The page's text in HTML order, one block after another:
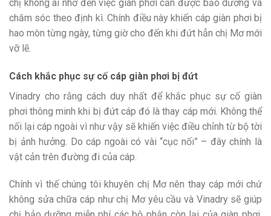
chị không ai nhớ đến việc giàn phơi cần được bảo dưỡng và
chăm sóc theo định kì. Chính điều này khiến cáp giàn phơi bị
hao mòn từng ngày, từng giờ cho đến khi đứt hẳn chị Mơ mới
vỡ lẽ.
Cách khắc phục sự cố cáp giàn phơi bị đứt
Vinadry cho rằng cách duy nhất để khắc phục sự cố giàn
phơi thông minh khi bị đứt cáp đó là thay cáp mới. Không thể
nối lại cáp ngoài vì như vậy sẽ khiến việc điều chỉnh từ bộ tời
bị ảnh hưởng. Do cáp ngoài có vài “cục nối” – đây chính là
vật cản trên đường đi của cáp.
Chính vì thế chúng tôi khuyên chị Mơ nên thay cáp mới chứ
không sửa chữa cáp như chị Mơ yêu cầu và Vinadry sẽ giúp